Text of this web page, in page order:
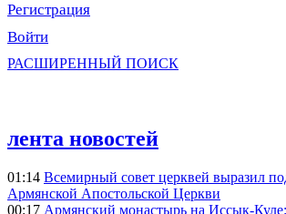
Регистрация
Войти
РАСШИРЕННЫЙ ПОИСК
лента новостей
01:14 Всемирный совет церквей выразил
Армянской Апостольской Церкви
00:17 Армянский монастырь на Иссык-